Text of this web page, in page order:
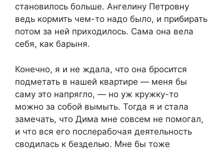
становилось больше. Ангелину Петровну
ведь кормить чем-то надо было, и прибирать
потом за ней приходилось. Сама она вела
себя, как барыня.
Конечно, я и не ждала, что она бросится
подметать в нашей квартире — меня бы
саму это напрягло, — но уж кружку-то
можно за собой вымыть. Тогда я и стала
замечать, что Дима мне совсем не помогал,
и что вся его послерабочая деятельность
сводилась к безделью. Мне бы тоже